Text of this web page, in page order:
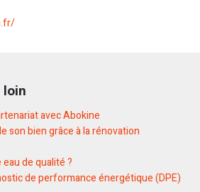
loin
avec Abokine
son bien grâce à la rénovation
de qualité ?
de performance énergétique (DPE)